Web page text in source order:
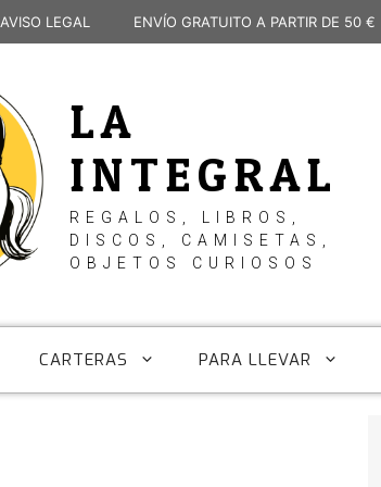
AVISO LEGAL ENVÍO GRATUITO A PARTIR DE 50 €
LA
INTEGRAL
REGALOS, LIBROS,
DISCOS, CAMISETAS,
OBJETOS CURIOSOS
CARTERAS PARA LLEVAR